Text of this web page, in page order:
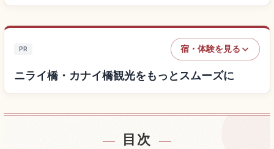
PR 宿・体験を見る
ニライ橋・カナイ橋観光をもっとスムーズに
ニライ橋・カナイ橋付近の宿を探す
目次